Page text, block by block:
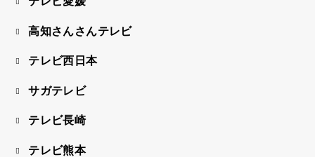
高知さんさんテレビ
テレビ西日本
サガテレビ
テレビ長崎
テレビ熊本